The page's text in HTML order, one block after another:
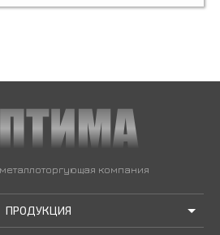
компания
ПРОДУКЦИЯ